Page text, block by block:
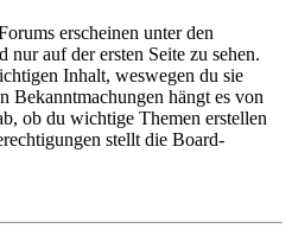
erscheinen unter den
auf der ersten Seite zu sehen.
Inhalt, weswegen du sie
Bekanntmachungen hängt es von
ob du wichtige Themen erstellen
stellt die Board-